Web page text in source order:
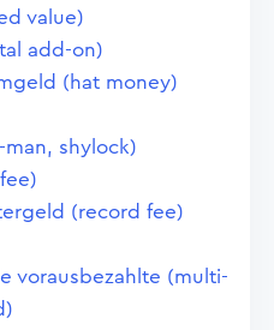
value)
add-on)
(hat money)
shylock)
(record fee)
vorausbezahlte (multi-